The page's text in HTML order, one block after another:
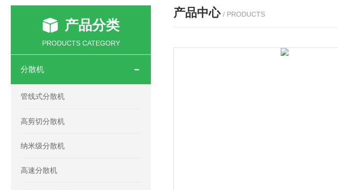
产品分类
PRODUCTS CATEGORY
分散机
管线式分散机
高剪切分散机
纳米级分散机
高速分散机
产品中心 / PRODUCTS